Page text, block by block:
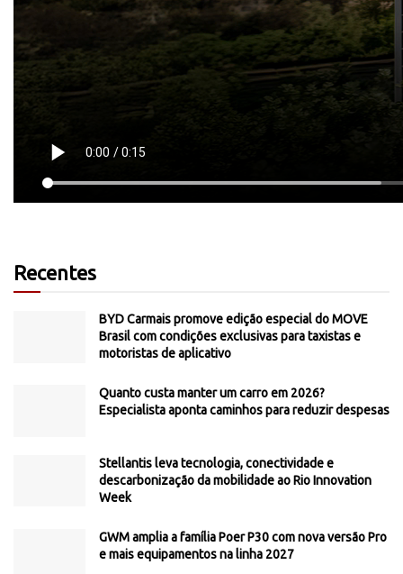
Recentes
BYD Carmais promove edição especial do MOVE
Brasil com condições exclusivas para taxistas e
motoristas de aplicativo
Quanto custa manter um carro em 2026?
Especialista aponta caminhos para reduzir despesas
Stellantis leva tecnologia, conectividade e
descarbonização da mobilidade ao Rio Innovation
Week
GWM amplia a família Poer P30 com nova versão Pro
e mais equipamentos na linha 2027